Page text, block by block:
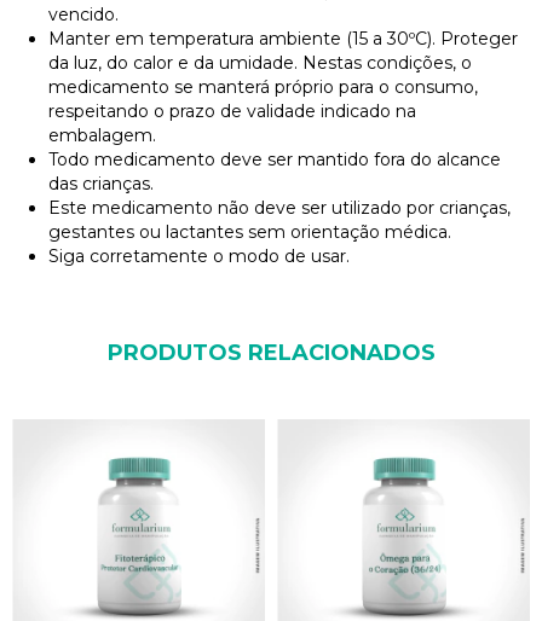
vencido.
Manter em temperatura ambiente (15 a 30ºC). Proteger
da luz, do calor e da umidade. Nestas condições, o
medicamento se manterá próprio para o consumo,
respeitando o prazo de validade indicado na
embalagem.
Todo medicamento deve ser mantido fora do alcance
das crianças.
Este medicamento não deve ser utilizado por crianças,
gestantes ou lactantes sem orientação médica.
Siga corretamente o modo de usar.
PRODUTOS RELACIONADOS